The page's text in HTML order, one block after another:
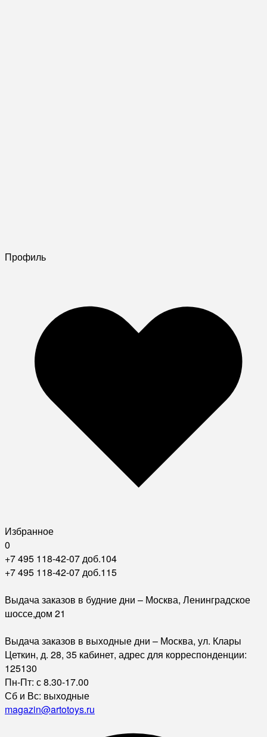
Профиль
Избранное
0
+7 495 118-42-07 доб.104
+7 495 118-42-07 доб.115
Выдача заказов в будние дни – Москва, Ленинградское
шоссе,дом 21
Выдача заказов в выходные дни – Москва, ул. Клары
Цеткин, д. 28, 35 кабинет, адрес для корреспонденции:
125130
Пн-Пт: с 8.30-17.00
Сб и Вс: выходные
magazin@artotoys.ru